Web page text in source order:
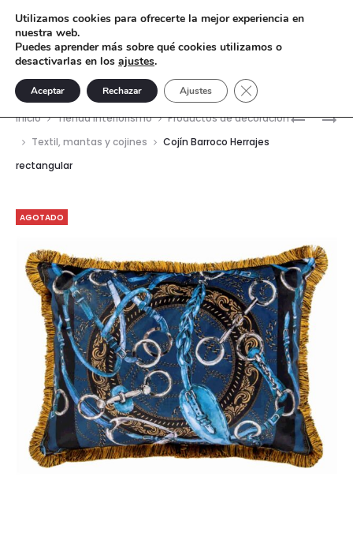
NIÑO
COJÍN
Inicio Tienda interiorismo
Productos de decoración
Textil, mantas y cojines
Cojín Barroco Herrajes
rectangular
AGOTADO
Utilizamos cookies para ofrecerte la mejor experiencia en
nuestra web.
Puedes aprender más sobre qué cookies utilizamos o
desactivarlas en los ajustes.
Aceptar Rechazar Ajustes Cerrar el banner de